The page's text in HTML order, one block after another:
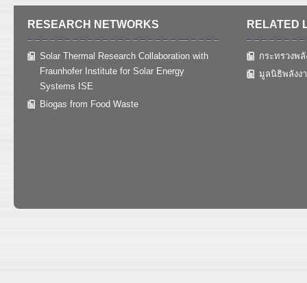
RESEARCH NETWORKS
Solar Thermal Research Collaboration with
Fraunhofer Institute for Solar Energy
Systems ISE
Biogas from Food Waste
RELATED
กระทรวงพลั
มูลนิธิพลังง